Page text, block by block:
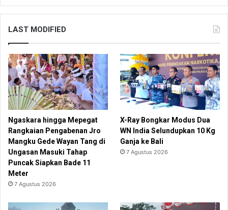
LAST MODIFIED
Ngaskara hingga Mepegat
Rangkaian Pengabenan Jro
Mangku Gede Wayan Tang di
Ungasan Masuki Tahap
Puncak Siapkan Bade 11
Meter
7 Agustus 2026
X-Ray Bongkar Modus Dua
WN India Selundupkan 10 Kg
Ganja ke Bali
7 Agustus 2026